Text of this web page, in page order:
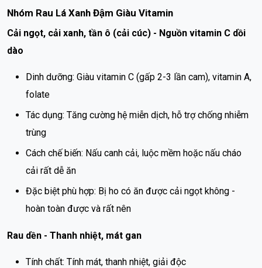
Nhóm Rau Lá Xanh Đậm Giàu Vitamin
Cải ngọt, cải xanh, tần ô (cải cúc) - Nguồn vitamin C dồi
dào
Dinh dưỡng: Giàu vitamin C (gấp 2-3 lần cam), vitamin A,
folate
Tác dụng: Tăng cường hệ miễn dịch, hỗ trợ chống nhiễm
trùng
Cách chế biến: Nấu canh cải, luộc mềm hoặc nấu cháo
cải rất dễ ăn
Đặc biệt phù hợp: Bị ho có ăn được cải ngọt không -
hoàn toàn được và rất nên
Rau dền - Thanh nhiệt, mát gan
Tính chất: Tính mát, thanh nhiệt, giải độc